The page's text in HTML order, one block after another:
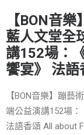
【BON音
藍人文堂全
講152場：
饗宴》 法語
【BON音樂】蹦藝
端公益演講152場：
法語香頌 All about